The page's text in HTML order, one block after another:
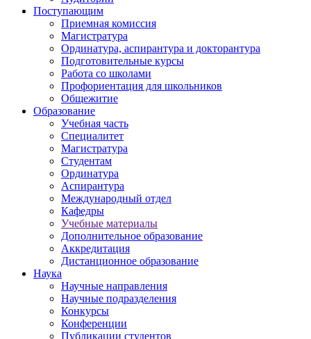
Поступающим
Приемная комиссия
Магистратура
Ординатура, аспирантура и докторантура
Подготовительные курсы
Работа со школами
Профориентация для школьников
Общежитие
Образование
Учебная часть
Специалитет
Магистратура
Студентам
Ординатура
Аспирантура
Международный отдел
Кафедры
Учебные материалы
Дополнительное образование
Аккредитация
Дистанционное образование
Наука
Научные направления
Научные подразделения
Конкурсы
Конференции
Публикации студентов